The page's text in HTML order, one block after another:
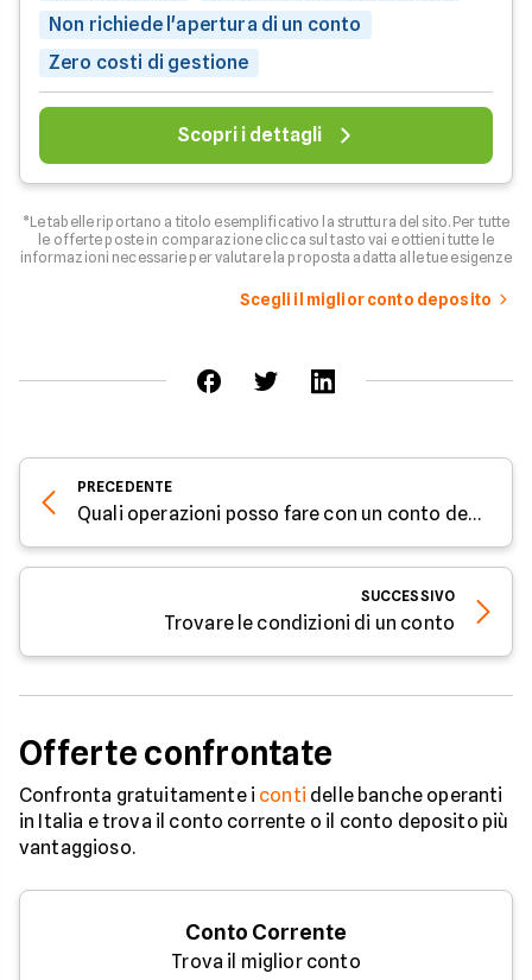
Non richiede l'apertura di un conto
Zero costi di gestione
Scopri i dettagli
*Le tabelle riportano a titolo esemplificativo la struttura del sito. Per tutte
le offerte poste in comparazione clicca sul tasto vai e ottieni tutte le
informazioni necessarie per valutare la proposta adatta alle tue esigenze
Scegli il miglior conto deposito
PRECEDENTE
Quali operazioni posso fare con un conto deposito?
SUCCESSIVO
Trovare le condizioni di un conto
Offerte confrontate
Confronta gratuitamente i conti delle banche operanti
in Italia e trova il conto corrente o il conto deposito più
vantaggioso.
Conto Corrente
Trova il miglior conto